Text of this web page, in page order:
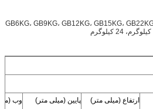
ارتفاع (میلی متر) پایین (میلی متر) وب